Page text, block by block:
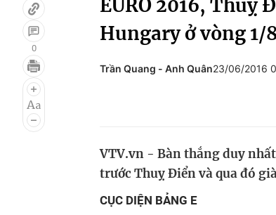
Bóng đá Thể thao
0
EURO 2016, Thuỵ
Hungary ở vòng 1/
Trần Quang - Anh Quân23/06/2016
VTV.vn - Bàn thắng duy
trước Thuỵ Điển và qua đó
CỤC DIỆN BẢNG E